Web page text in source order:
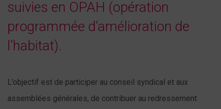
suivies en OPAH (opération
programmée d’amélioration de
l’habitat).
L’objectif est de participer au conseil syndical et aux
assemblées générales, de contribuer au redressement